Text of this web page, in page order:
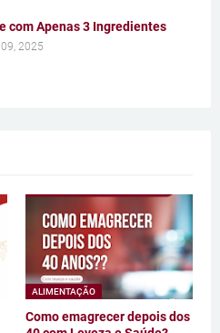
com Apenas 3 Ingredientes
2025
ALIMENTAÇÃO
Como emagrecer depois dos